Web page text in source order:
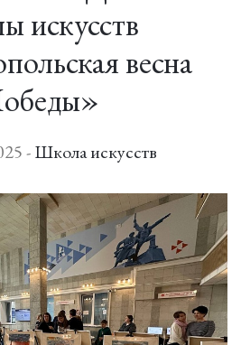
искусств
весна
-Школа искусств